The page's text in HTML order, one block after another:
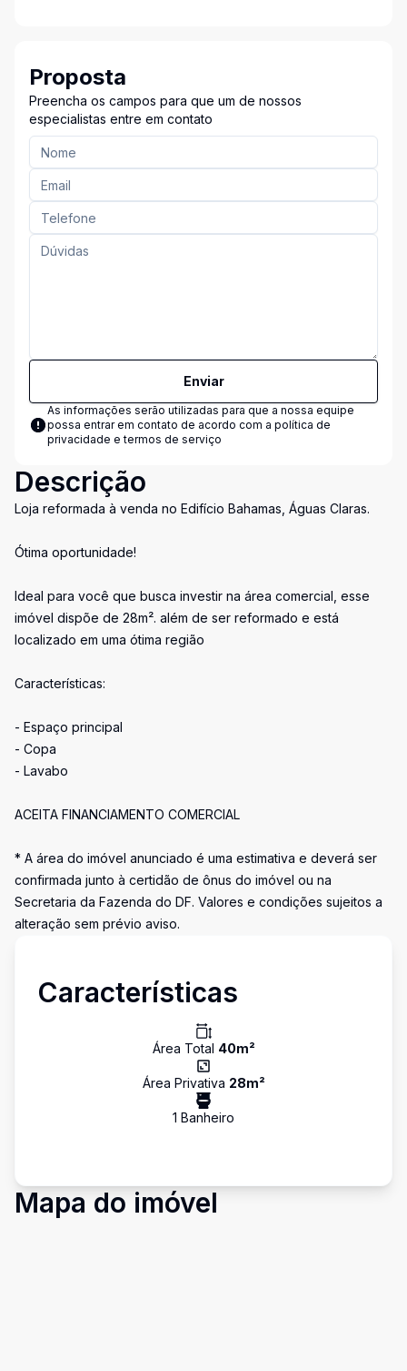
Proposta
Preencha os campos para que um de nossos
especialistas entre em contato
Enviar
As informações serão utilizadas para que a nossa equipe
possa entrar em contato de acordo com a política de
privacidade e termos de serviço
Descrição
Loja reformada à venda no Edifício Bahamas, Águas Claras.
Ótima oportunidade!
Ideal para você que busca investir na área comercial, esse
imóvel dispõe de 28m². além de ser reformado e está
localizado em uma ótima região
Características:
- Espaço principal
- Copa
- Lavabo
ACEITA FINANCIAMENTO COMERCIAL
* A área do imóvel anunciado é uma estimativa e deverá ser
confirmada junto à certidão de ônus do imóvel ou na
Secretaria da Fazenda do DF. Valores e condições sujeitos a
alteração sem prévio aviso.
Características
Área Total 40m²
Área Privativa 28m²
1 Banheiro
Mapa do imóvel